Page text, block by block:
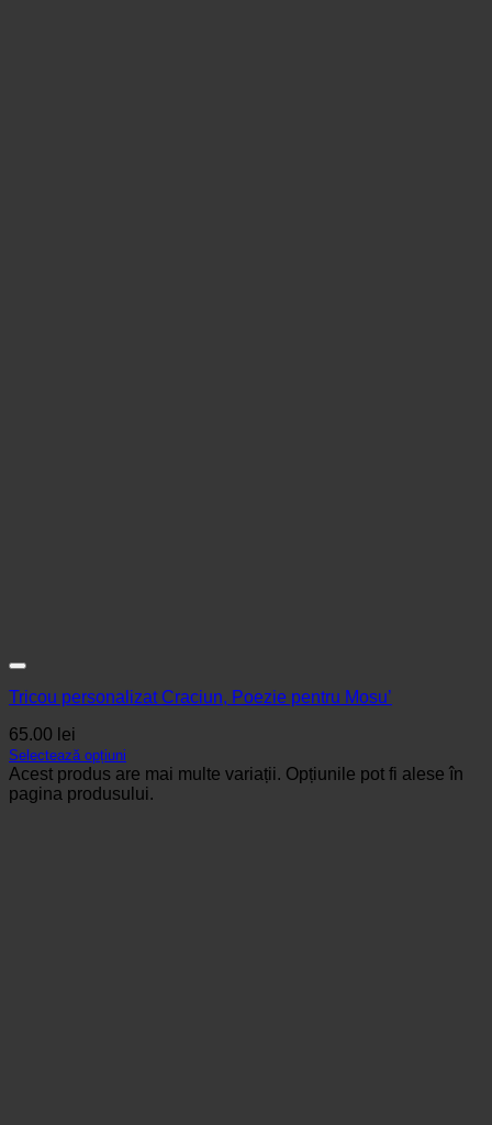
Tricou personalizat Craciun, Poezie pentru Mosu’
65.00 lei
Selectează opțiuni
Acest produs are mai multe variații. Opțiunile pot fi alese în
pagina produsului.